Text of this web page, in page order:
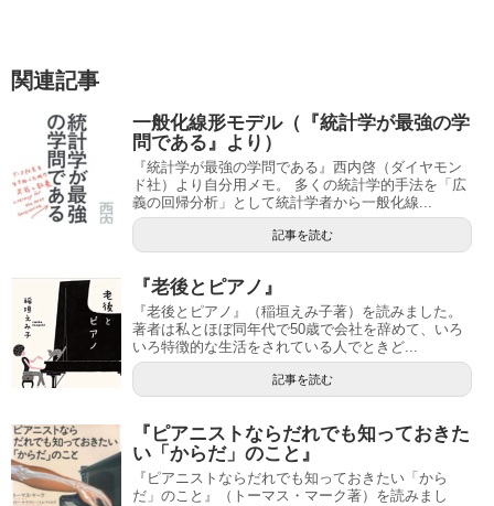
関連記事
一般化線形モデル（『統計学が最強の学
問である』より）
『統計学が最強の学問である』西内啓（ダイヤモン
ド社）より自分用メモ。 多くの統計学的手法を「広
義の回帰分析」として統計学者から一般化線...
記事を読む
『老後とピアノ』
『老後とピアノ』（稲垣えみ子著）を読みました。
著者は私とほぼ同年代で50歳で会社を辞めて、いろ
いろ特徴的な生活をされている人でときど...
記事を読む
『ピアニストならだれでも知っておきた
い「からだ」のこと』
『ピアニストならだれでも知っておきたい「から
だ」のこと』（トーマス・マーク著）を読みまし